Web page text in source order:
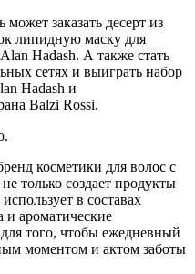
заказать десерт из
липидную маску для
Hadash. А также стать
сетях и выиграть набор
Hadash и
Balzi Rossi.
косметики для волос с
только создает продукты
в составах
и ароматические
того, чтобы ежедневный
моментом и актом заботы